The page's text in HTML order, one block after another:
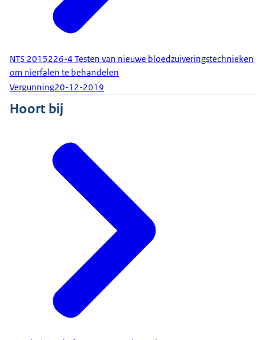
NTS 2015226-4 Testen van nieuwe bloedzuiveringstechnieken
om nierfalen te behandelen
Vergunning20-12-2019
Hoort bij